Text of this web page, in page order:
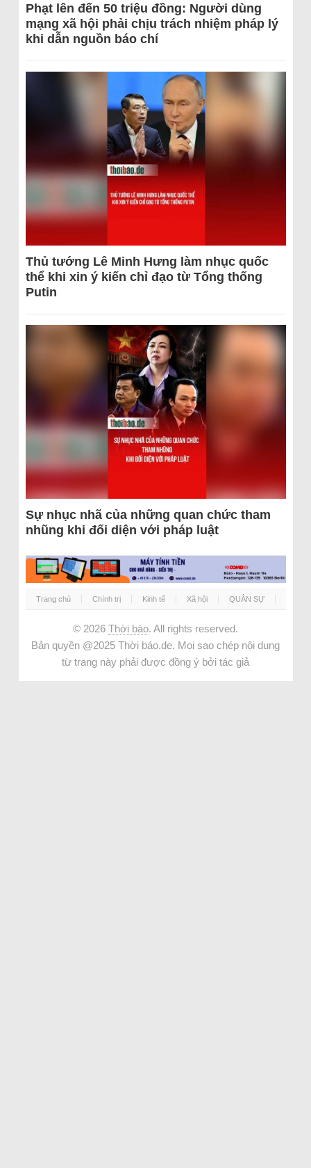
Phạt lên đến 50 triệu đồng: Người dùng
mạng xã hội phải chịu trách nhiệm pháp lý
khi dẫn nguồn báo chí
Thủ tướng Lê Minh Hưng làm nhục quốc
thể khi xin ý kiến chỉ đạo từ Tổng thống
Putin
Sự nhục nhã của những quan chức tham
nhũng khi đối diện với pháp luật
Trang chủ Chính trị Kinh tế Xã hội QUÂN SỰ
© 2026 Thời báo. All rights reserved.
Bản quyền @2025 Thời báo.de. Mọi sao chép nội dung
từ trang này phải được đồng ý bởi tác giả